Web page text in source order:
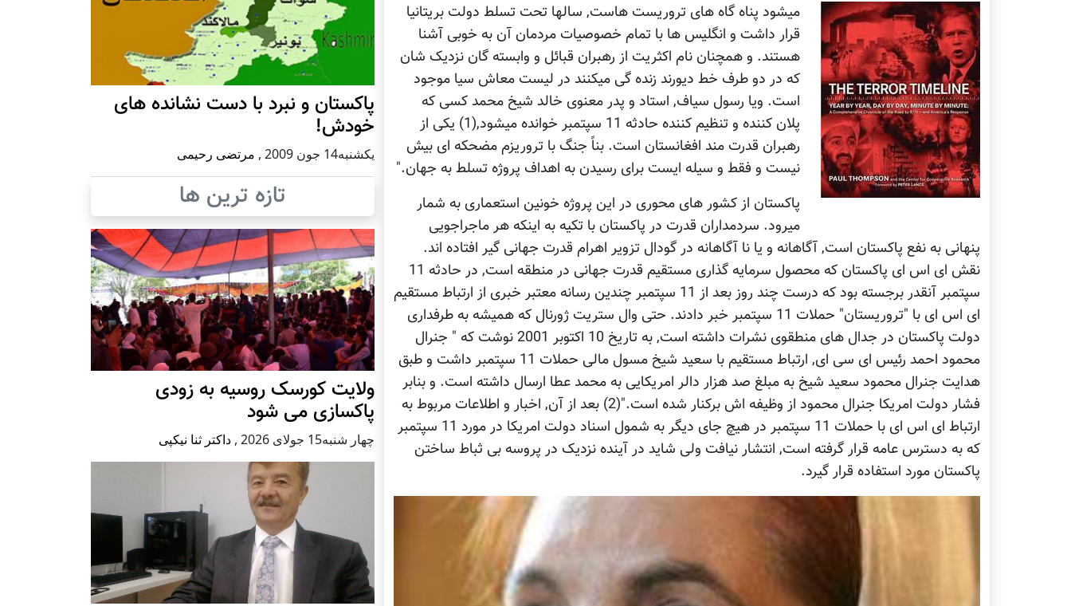
میشود پناه گاه های تروریست هاست, سالها تحت تسلط دولت بریتانیا
قرار داشت و انگلیس ها با تمام خصوصیات مردمان آن به خوبی آشنا
هستند. و همچنان نام اکثریت از رهبران قبائل و وابسته گان نزدیک شان
که در دو طرف خط دیورند زنده گی میکنند در لیست معاش سیا موجود
است. ویا رسول سیاف, استاد و پدر معنوی خالد شیخ محمد کسی که
پلان کننده و تنظیم کننده حادثه 11 سپتمبر خوانده میشود,(1) یکی از
رهبران قدرت مند افغانستان است. بناً جنگ با تروریزم مضحکه ای بیش
نیست و فقط و سیله ایست برای رسیدن به اهداف پروژه تسلط به جهان."
پاکستان از کشور های محوری در این پروژه خونین استعماری به شمار
میرود. سردمداران قدرت در پاکستان با تکیه به اینکه هر ماجراجویی
پنهانی به نفع پاکستان است, آگاهانه و یا نا آگاهانه در گودال تزویر اهرام قدرت جهانی گیر افتاده اند.
نقش ای اس ای پاکستان که محصول سرمایه گذاری مستقیم قدرت جهانی در منطقه است, در حادثه 11
سپتمبر آنقدر برجسته بود که درست چند روز بعد از 11 سپتمبر چندین رسانه معتبر خبری از ارتباط مستقیم
ای اس ای با "تروریستان" حملات 11 سپتمبر خبر دادند. حتی وال ستریت ژورنال که همیشه به طرفداری
دولت پاکستان در جدال های منطقوی نشرات داشته است, به تاریخ 10 اکتوبر 2001 نوشت که " جنرال
محمود احمد رئیس ای سی ای, ارتباط مستقیم با سعید شیخ مسول مالی حملات 11 سپتمبر داشت و طبق
هدایت جنرال محمود سعید شیخ به مبلغ صد هزار دالر امریکایی به محمد عطا ارسال داشته است. و بنابر
فشار دولت امریکا جنرال محمود از وظیفه اش برکنار شده است."(2) بعد از آن, اخبار و اطلاعات مربوط به
ارتباط ای اس ای با حملات 11 سپتمبر در هیچ جای دیگر به شمول اسناد دولت امریکا در مورد 11 سپتمبر
که به دسترس عامه قرار گرفته است, انتشار نیافت ولی شاید در آینده نزدیک در پروسه بی ثباط ساختن
پاکستان مورد استفاده قرار گیرد.
پاکستان و نبرد با دست نشانده های
خودش!
يكشنبه14 جون 2009 , مرتضی رحیمی
تازه ترین ها
ولایت کورسک روسیه به زودی
پاکسازی می شود
چهار شنبه15 جولای 2026 , داکتر ثنا نیکپی